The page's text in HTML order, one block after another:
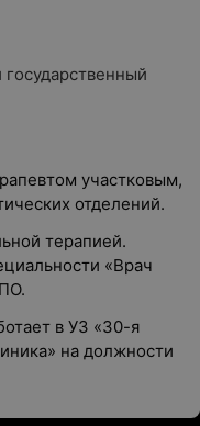
участковым,
отделений.
терапией.
«Врач
в УЗ «30-я
на должности